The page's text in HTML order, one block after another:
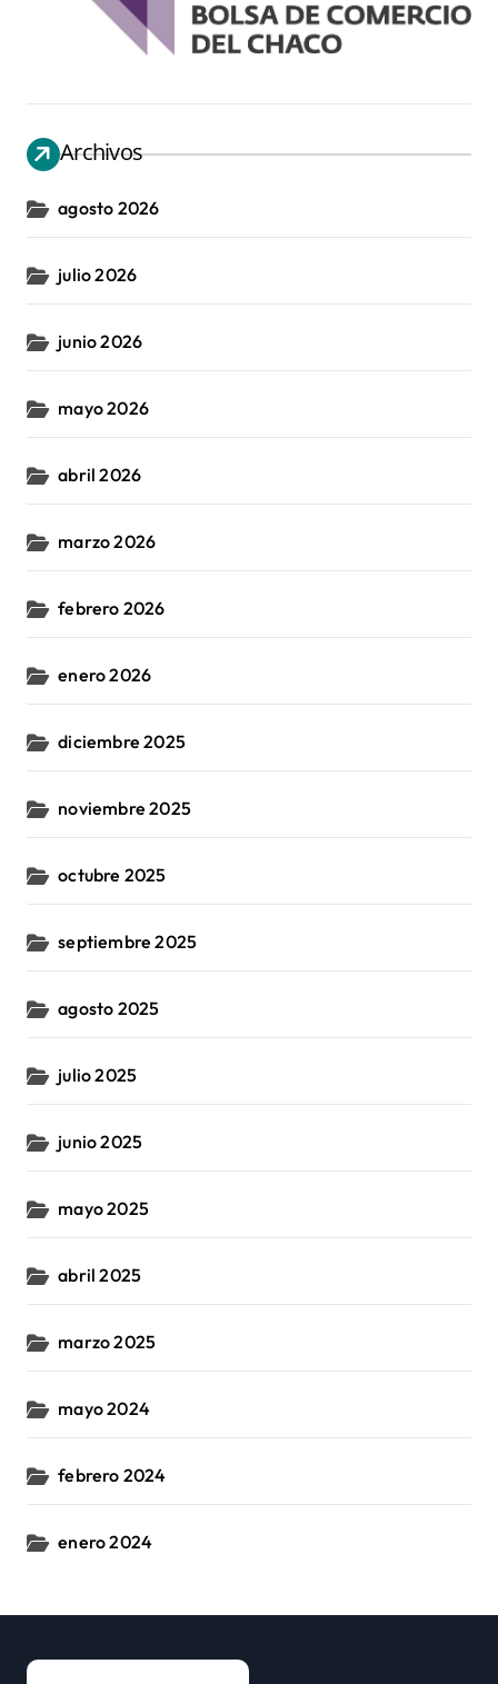
Archivos
agosto 2026
julio 2026
junio 2026
mayo 2026
abril 2026
marzo 2026
febrero 2026
enero 2026
diciembre 2025
noviembre 2025
octubre 2025
septiembre 2025
agosto 2025
julio 2025
junio 2025
mayo 2025
abril 2025
marzo 2025
mayo 2024
febrero 2024
enero 2024